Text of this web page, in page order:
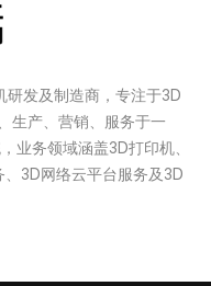
研发及制造商，专注于3D
生产、营销、服务于一
业务领域涵盖3D打印机、
3D网络云平台服务及3D
印行业具有影响力的创新